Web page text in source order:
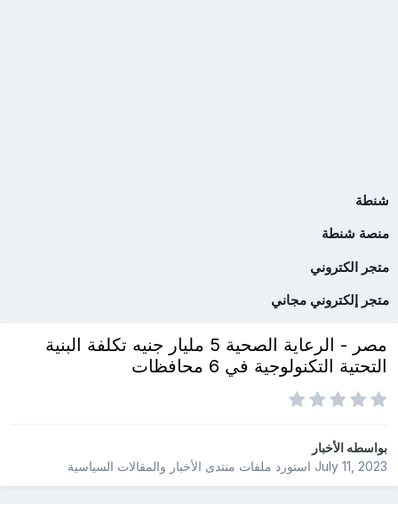
شنطة
منصة شنطة
متجر الكتروني
متجر إلكتروني مجاني
مصر - الرعاية الصحية 5 مليار جنيه تكلفة البنية
التحتية التكنولوجية في 6 محافظات
بواسطهالأخبار
July 11, 2023استورد ملفات منتدى الأخبار والمقالات السياسية